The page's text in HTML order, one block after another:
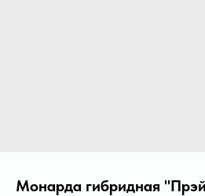
Монарда гибридная